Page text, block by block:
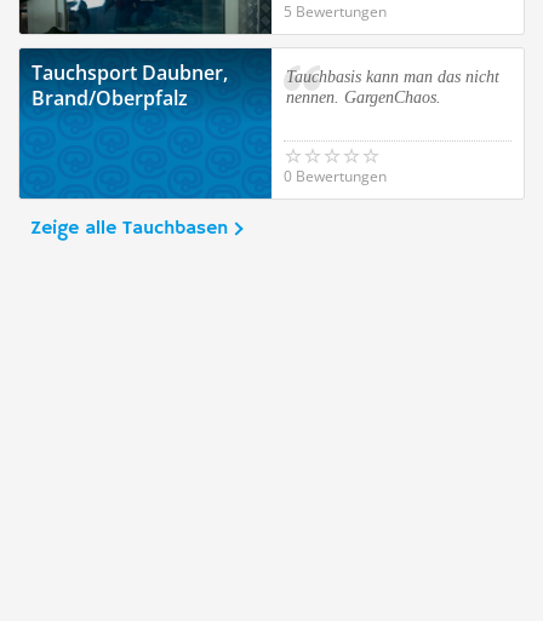
5 Bewertungen
Tauchsport Daubner,
Brand/Oberpfalz
Tauchbasis kann man das nicht
nennen. GargenChaos.
0 Bewertungen
Zeige alle Tauchbasen